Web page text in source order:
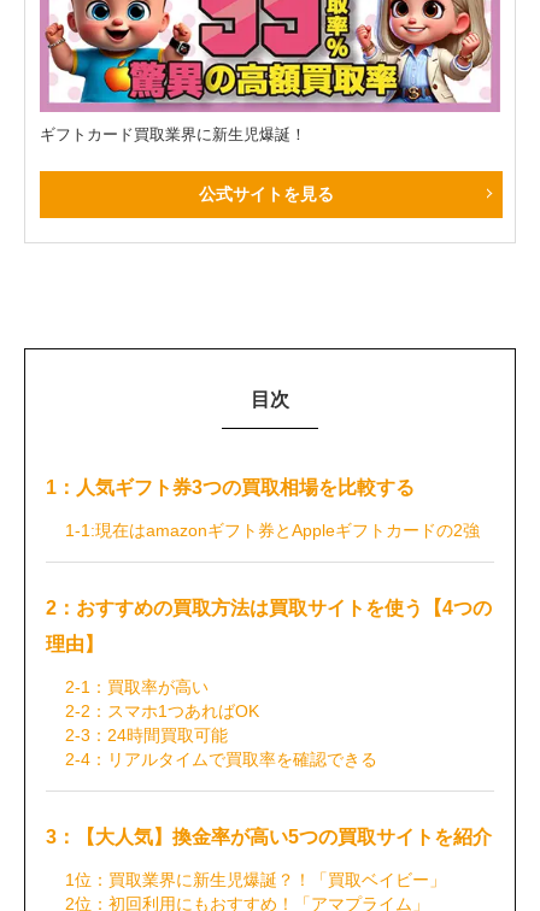
ギフトカード買取業界に新生児爆誕！
公式サイトを見る
目次
1：人気ギフト券3つの買取相場を比較する
1-1:現在はamazonギフト券とAppleギフトカードの2強
2：おすすめの買取方法は買取サイトを使う【4つの
理由】
2-1：買取率が高い
2-2：スマホ1つあればOK
2-3：24時間買取可能
2-4：リアルタイムで買取率を確認できる
3：【大人気】換金率が高い5つの買取サイトを紹介
1位：買取業界に新生児爆誕？！「買取ベイビー」
2位：初回利用にもおすすめ！「アマプライム」